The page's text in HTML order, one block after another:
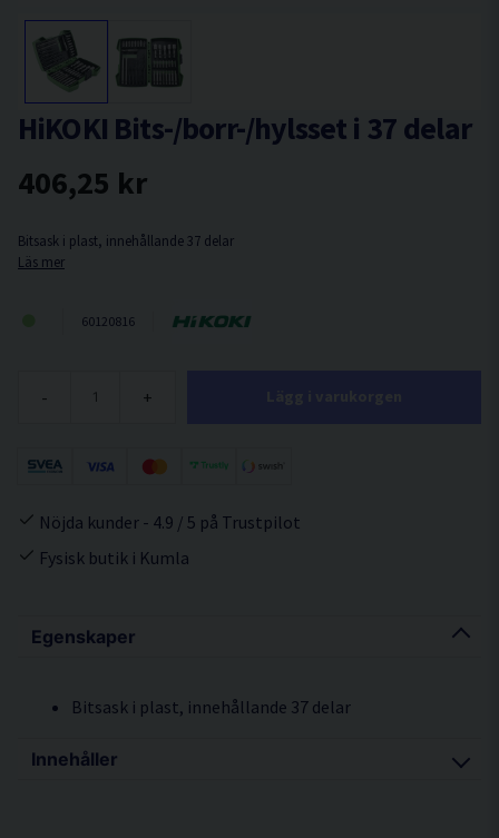
Egenskaper
Bitsask i plast, innehållande 37 delar
Innehåller
HiKOKI Bits-/borr-/hylsset i 37 delar
406,25 kr
Bitsask i plast, innehållande 37 delar
Läs mer
60120816
- +
Nöjda kunder - 4.9 / 5 på Trustpilot
Fysisk butik i Kumla